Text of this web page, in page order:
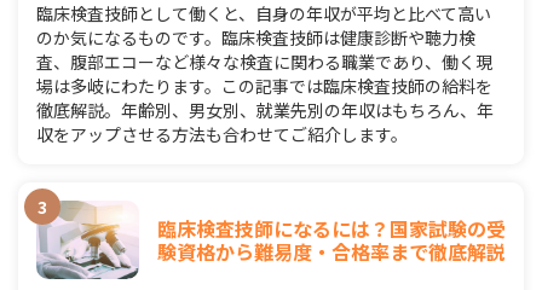
臨床検査技師として働くと、自身の年収が平均と比べて高い
のか気になるものです。臨床検査技師は健康診断や聴力検
査、腹部エコーなど様々な検査に関わる職業であり、働く現
場は多岐にわたります。この記事では臨床検査技師の給料を
徹底解説。年齢別、男女別、就業先別の年収はもちろん、年
収をアップさせる方法も合わせてご紹介します。
臨床検査技師になるには？国家試験の受
験資格から難易度・合格率まで徹底解説